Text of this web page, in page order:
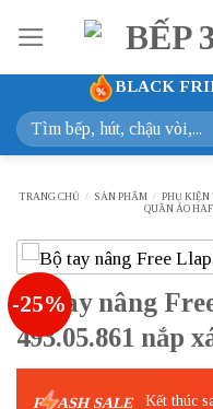
qua
nội
dung
BLACK
Tìm
kiếm:
TRANG CHỦ / SẢN PHẨM / PHỤ KIỆN
QUẦN ÁO
-25%
Bộ tay nâng
493.05.861 nắp
F ASH SALE Kết thúc